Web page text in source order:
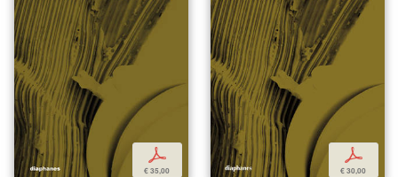
p
€ 35,00
p
€ 30,00